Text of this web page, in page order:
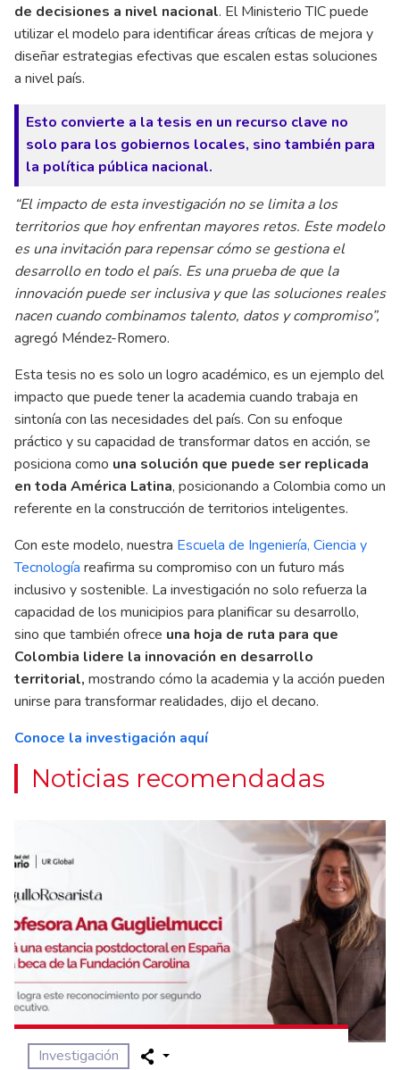
de decisiones a nivel nacional. El Ministerio TIC puede
utilizar el modelo para identificar áreas críticas de mejora y
diseñar estrategias efectivas que escalen estas soluciones
a nivel país.
Esto convierte a la tesis en un recurso clave no
solo para los gobiernos locales, sino también para
la política pública nacional.
“El impacto de esta investigación no se limita a los
territorios que hoy enfrentan mayores retos. Este modelo
es una invitación para repensar cómo se gestiona el
desarrollo en todo el país. Es una prueba de que la
innovación puede ser inclusiva y que las soluciones reales
nacen cuando combinamos talento, datos y compromiso”,
agregó Méndez-Romero.
Esta tesis no es solo un logro académico, es un ejemplo del
impacto que puede tener la academia cuando trabaja en
sintonía con las necesidades del país. Con su enfoque
práctico y su capacidad de transformar datos en acción, se
posiciona como una solución que puede ser replicada
en toda América Latina, posicionando a Colombia como un
referente en la construcción de territorios inteligentes.
Con este modelo, nuestra Escuela de Ingeniería, Ciencia y
Tecnología reafirma su compromiso con un futuro más
inclusivo y sostenible. La investigación no solo refuerza la
capacidad de los municipios para planificar su desarrollo,
sino que también ofrece una hoja de ruta para que
Colombia lidere la innovación en desarrollo
territorial, mostrando cómo la academia y la acción pueden
unirse para transformar realidades, dijo el decano.
Conoce la investigación aquí
Noticias recomendadas
Investigación